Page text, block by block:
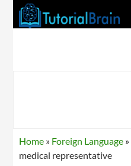
Home » Foreign Language »
medical representative